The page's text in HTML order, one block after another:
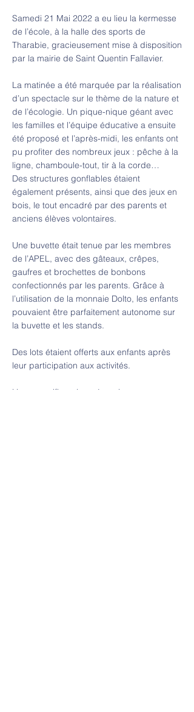
Samedi 21 Mai 2022 a eu lieu la kermesse
de l’école, à la halle des sports de
Tharabie, gracieusement mise à disposition
par la mairie de Saint Quentin Fallavier.
La matinée a été marquée par la réalisation
d’un spectacle sur le thème de la nature et
de l’écologie. Un pique-nique géant avec
les familles et l’équipe éducative a ensuite
été proposé et l’après-midi, les enfants ont
pu profiter des nombreux jeux : pêche à la
ligne, chamboule-tout, tir à la corde…
Des structures gonflables étaient
également présents, ainsi que des jeux en
bois, le tout encadré par des parents et
anciens élèves volontaires.
Une buvette était tenue par les membres
de l’APEL, avec des gâteaux, crêpes,
gaufres et brochettes de bonbons
confectionnés par les parents. Grâce à
l’utilisation de la monnaie Dolto, les enfants
pouvaient être parfaitement autonome sur
la buvette et les stands.
Des lots étaient offerts aux enfants après
leur participation aux activités.
Une magnifique journée qui a nous a